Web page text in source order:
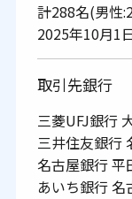
計288名(男性
2025年10月1
取引先銀行
三菱UFJ銀行
三井住友銀行
名古屋銀行 平
あいち銀行 名